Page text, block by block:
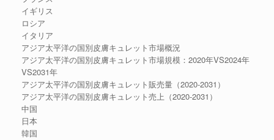
イギリス
ロシア
イタリア
アジア太平洋の国別皮膚キュレット市場概況
アジア太平洋の国別皮膚キュレット市場規模：2020年VS2024年
VS2031年
アジア太平洋の国別皮膚キュレット販売量（2020-2031）
アジア太平洋の国別皮膚キュレット売上（2020-2031）
中国
日本
韓国